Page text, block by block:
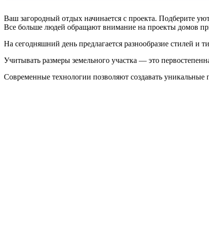
Ваш загородный отдых начинается с проекта. Подберите
Все больше людей обращают внимание на проекты домов
На сегодняшний день предлагается разнообразие стилей
Учитывать размеры земельного участка — это
Современные технологии позволяют создавать